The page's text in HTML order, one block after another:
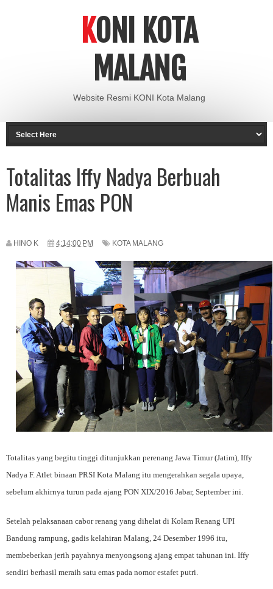
KONI KOTA
MALANG
Website Resmi KONI Kota Malang
Totalitas Iffy Nadya Berbuah
Manis Emas PON
HINO K 4:14:00 PM KOTA MALANG
Totalitas yang begitu tinggi ditunjukkan perenang Jawa Timur (Jatim), Iffy
Nadya F. Atlet binaan PRSI Kota Malang itu mengerahkan segala upaya,
sebelum akhirnya turun pada ajang PON XIX/2016 Jabar, September ini.
Setelah pelaksanaan cabor renang yang dihelat di Kolam Renang UPI
Bandung rampung, gadis kelahiran Malang, 24 Desember 1996 itu,
membeberkan jerih payahnya menyongsong ajang empat tahunan ini. Iffy
sendiri berhasil meraih satu emas pada nomor estafet putri.